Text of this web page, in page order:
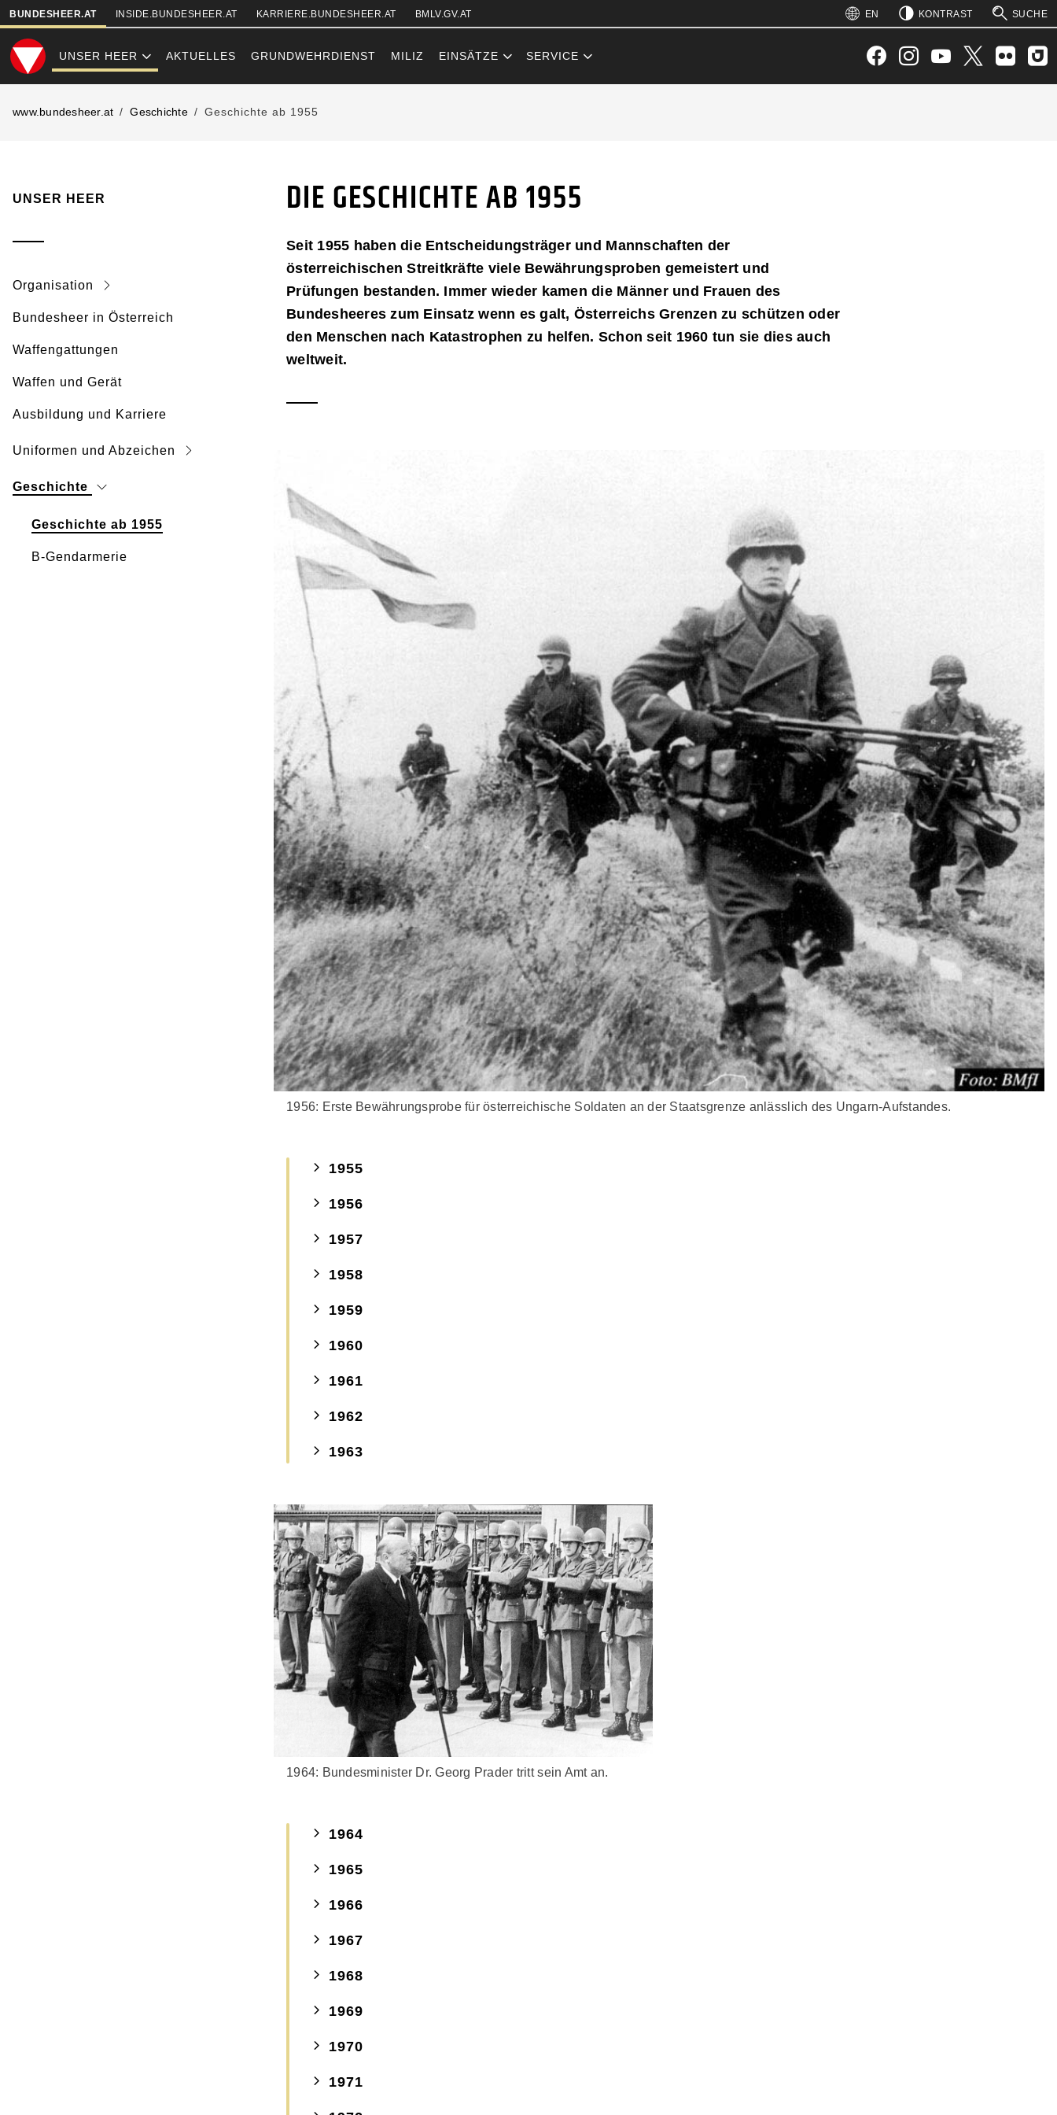
SKIPLINKS
BUNDESHEER.AT INSIDE.BUNDESHEER.AT KARRIERE.BUNDESHEER.AT BMLV.GV.AT EN KONTRAST SUCHE
UNSER HEER AKTUELLES GRUNDWEHRDIENST MILIZ EINSÄTZE SERVICE SUCHEN
GESCHICHTE AB 1955
www.bundesheer.at Geschichte Geschichte ab 1955
UNSER HEER
Organisation
Bundesheer in Österreich
Waffengattungen
Waffen und Gerät
Ausbildung und Karriere
Uniformen und Abzeichen
Geschichte
Geschichte ab 1955
B-Gendarmerie
DIE GESCHICHTE AB 1955
Seit 1955 haben die Entscheidungsträger und Mannschaften der
österreichischen Streitkräfte viele Bewährungsproben gemeistert und
Prüfungen bestanden. Immer wieder kamen die Männer und Frauen des
Bundesheeres zum Einsatz wenn es galt, Österreichs Grenzen zu schützen oder
den Menschen nach Katastrophen zu helfen. Schon seit 1960 tun sie dies auch
weltweit.
1956: Erste Bewährungsprobe für österreichische Soldaten an der Staatsgrenze anlässlich des Ungarn-Aufstandes.
1955
1956
1957
1958
1959
1960
1961
1962
1963
1964: Bundesminister Dr. Georg Prader tritt sein Amt an.
1964
1965
1966
1967
1968
1969
1970
1971